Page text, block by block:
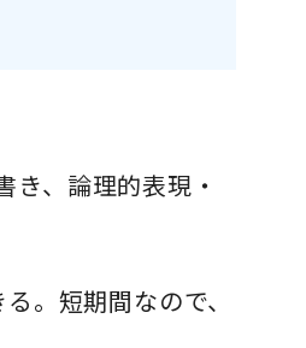
、論理的表現・
。短期間なので、